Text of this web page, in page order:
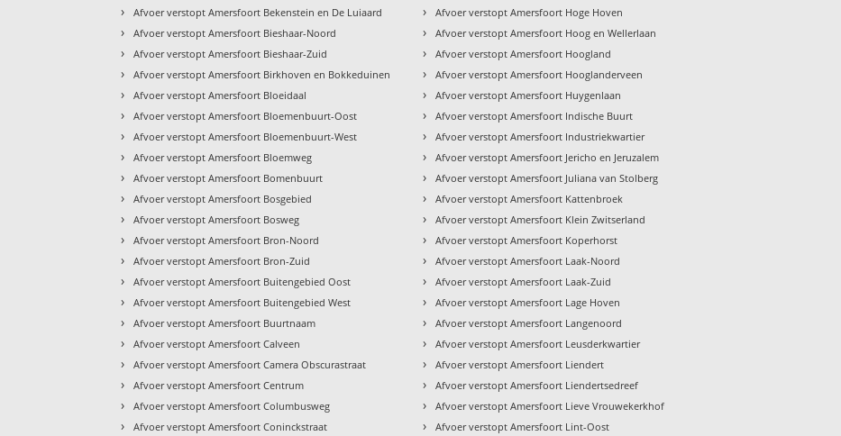
› Afvoer verstopt Amersfoort Bekenstein en De Luiaard
› Afvoer verstopt Amersfoort Bieshaar-Noord
› Afvoer verstopt Amersfoort Bieshaar-Zuid
› Afvoer verstopt Amersfoort Birkhoven en Bokkeduinen
› Afvoer verstopt Amersfoort Bloeidaal
› Afvoer verstopt Amersfoort Bloemenbuurt-Oost
› Afvoer verstopt Amersfoort Bloemenbuurt-West
› Afvoer verstopt Amersfoort Bloemweg
› Afvoer verstopt Amersfoort Bomenbuurt
› Afvoer verstopt Amersfoort Bosgebied
› Afvoer verstopt Amersfoort Bosweg
› Afvoer verstopt Amersfoort Bron-Noord
› Afvoer verstopt Amersfoort Bron-Zuid
› Afvoer verstopt Amersfoort Buitengebied Oost
› Afvoer verstopt Amersfoort Buitengebied West
› Afvoer verstopt Amersfoort Buurtnaam
› Afvoer verstopt Amersfoort Calveen
› Afvoer verstopt Amersfoort Camera Obscurastraat
› Afvoer verstopt Amersfoort Centrum
› Afvoer verstopt Amersfoort Columbusweg
› Afvoer verstopt Amersfoort Coninckstraat
› Afvoer verstopt Amersfoort Hoge Hoven
› Afvoer verstopt Amersfoort Hoog en Wellerlaan
› Afvoer verstopt Amersfoort Hoogland
› Afvoer verstopt Amersfoort Hooglanderveen
› Afvoer verstopt Amersfoort Huygenlaan
› Afvoer verstopt Amersfoort Indische Buurt
› Afvoer verstopt Amersfoort Industriekwartier
› Afvoer verstopt Amersfoort Jericho en Jeruzalem
› Afvoer verstopt Amersfoort Juliana van Stolberg
› Afvoer verstopt Amersfoort Kattenbroek
› Afvoer verstopt Amersfoort Klein Zwitserland
› Afvoer verstopt Amersfoort Koperhorst
› Afvoer verstopt Amersfoort Laak-Noord
› Afvoer verstopt Amersfoort Laak-Zuid
› Afvoer verstopt Amersfoort Lage Hoven
› Afvoer verstopt Amersfoort Langenoord
› Afvoer verstopt Amersfoort Leusderkwartier
› Afvoer verstopt Amersfoort Liendert
› Afvoer verstopt Amersfoort Liendertsedreef
› Afvoer verstopt Amersfoort Lieve Vrouwekerkhof
› Afvoer verstopt Amersfoort Lint-Oost